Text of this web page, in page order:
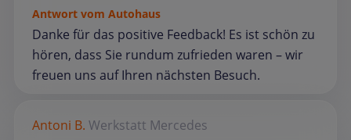
Antwort vom Autohaus
Danke für das positive Feedback! Es ist schön zu
hören, dass Sie rundum zufrieden waren – wir
freuen uns auf Ihren nächsten Besuch.
Antoni B. Werkstatt Mercedes